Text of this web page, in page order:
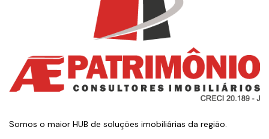
Somos o maior HUB de soluções imobiliárias da região.